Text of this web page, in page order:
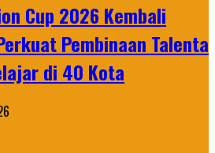
Cup 2026 Kembali
Pembinaan Talenta
di 40 Kota